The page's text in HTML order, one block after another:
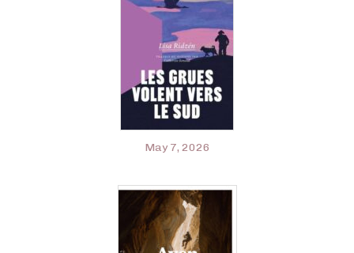
May 7, 2026